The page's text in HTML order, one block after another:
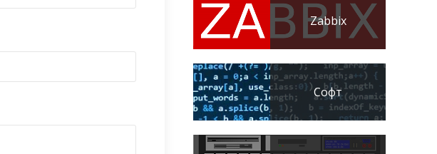
Zabbix
Софт